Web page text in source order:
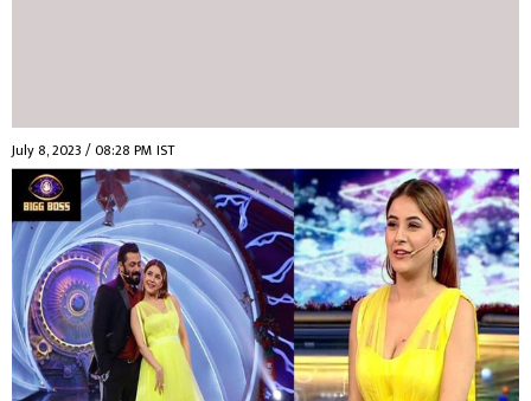
July 8, 2023 / 08:28 PM IST